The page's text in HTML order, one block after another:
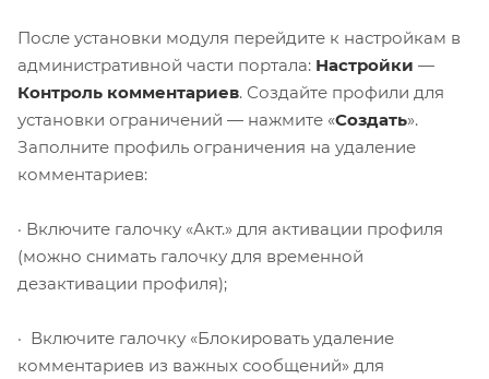
После установки модуля перейдите к настройкам в
административной части портала: Настройки —
Контроль комментариев. Создайте профили для
установки ограничений — нажмите «Создать».
Заполните профиль ограничения на удаление
комментариев:
· Включите галочку «Акт.» для активации профиля
(можно снимать галочку для временной
дезактивации профиля);
· Включите галочку «Блокировать удаление
комментариев из важных сообщений» для